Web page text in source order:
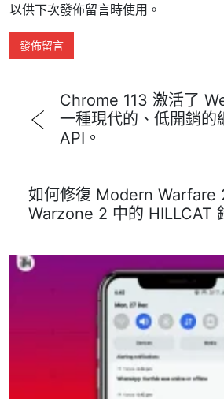
以供下次發佈留言時使用。
Chrome 113 激活了
一種現代的、低開銷的
API。
如何修復 Modern Warfare
Warzone 2 中的 HILLCAT